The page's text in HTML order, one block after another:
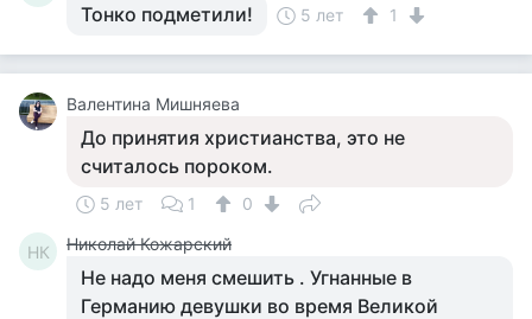
Тонко подметили! 5 лет 1
Валентина Мишняева
До принятия христианства, это не
считалось пороком.
5 лет 1 0
НК Николай Кожарский
Не надо меня смешить . Угнанные в
Германию девушки во время Великой